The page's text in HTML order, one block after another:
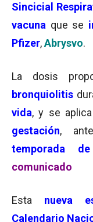
Sincicial
vacuna que se
Pfizer,Abrysvo.
La dosis
bronquiolitis
vida, y se aplica
gestación,
temporada
comunicado
Esta nueva
Calendario